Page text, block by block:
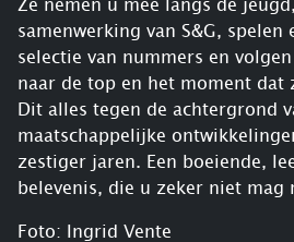
samenwerking van S&G, spelen
selectie van nummers en
naar de top en het moment dat
Dit alles tegen de achtergrond
maatschappelijke
zestiger jaren. Een boeiende,
belevenis, die u zeker niet mag
Foto: Ingrid Vente